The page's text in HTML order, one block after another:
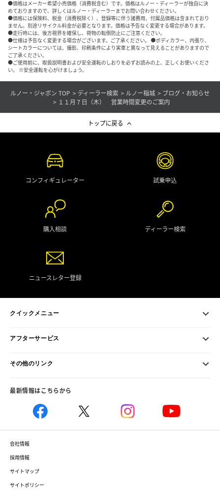
●価格はメーカー希望小売価格（消費税含む）です。価格はルノー・ディーラーが独自に決
めておりますので、詳しくはルノー・ディーラーまでお問い合わせください。
●価格には保険料、税金（消費税除く）、登録等に伴う諸費用、付属品価格は含まれており
ません。別途リサイクル料金が必要となります。価格は予告なく変更する場合があります。
●走行時には、後方視界を確保し、荷物の転倒防止にご注意ください。
●仕様は予告なく変更する場合がございます。ご了承ください。 ●ボディカラー、内張り、
シートカラーについては、撮影、印刷条件により実車と異なって見えることがありますので
ご了承ください。
●ご使用前に、取扱説明書および安全運転のしおりを必ずお読みの上、正しくお使いくださ
い。 ※安全運転を心がけましょう。
ルノー・ジャポン TOP ディーラー検索 ルノー稲城
ブログ・お知らせ
１１月７日（木） 営業時間変更のご案内
トップに戻る
コンフィギュレーター 試乗申込
購入相談 ディーラー検索
ニュースレター登録
クイックメニュー
アフターサービス
その他のリンク
最新情報はこちらから
会社情報
採用情報
サイトマップ
サイトポリシー